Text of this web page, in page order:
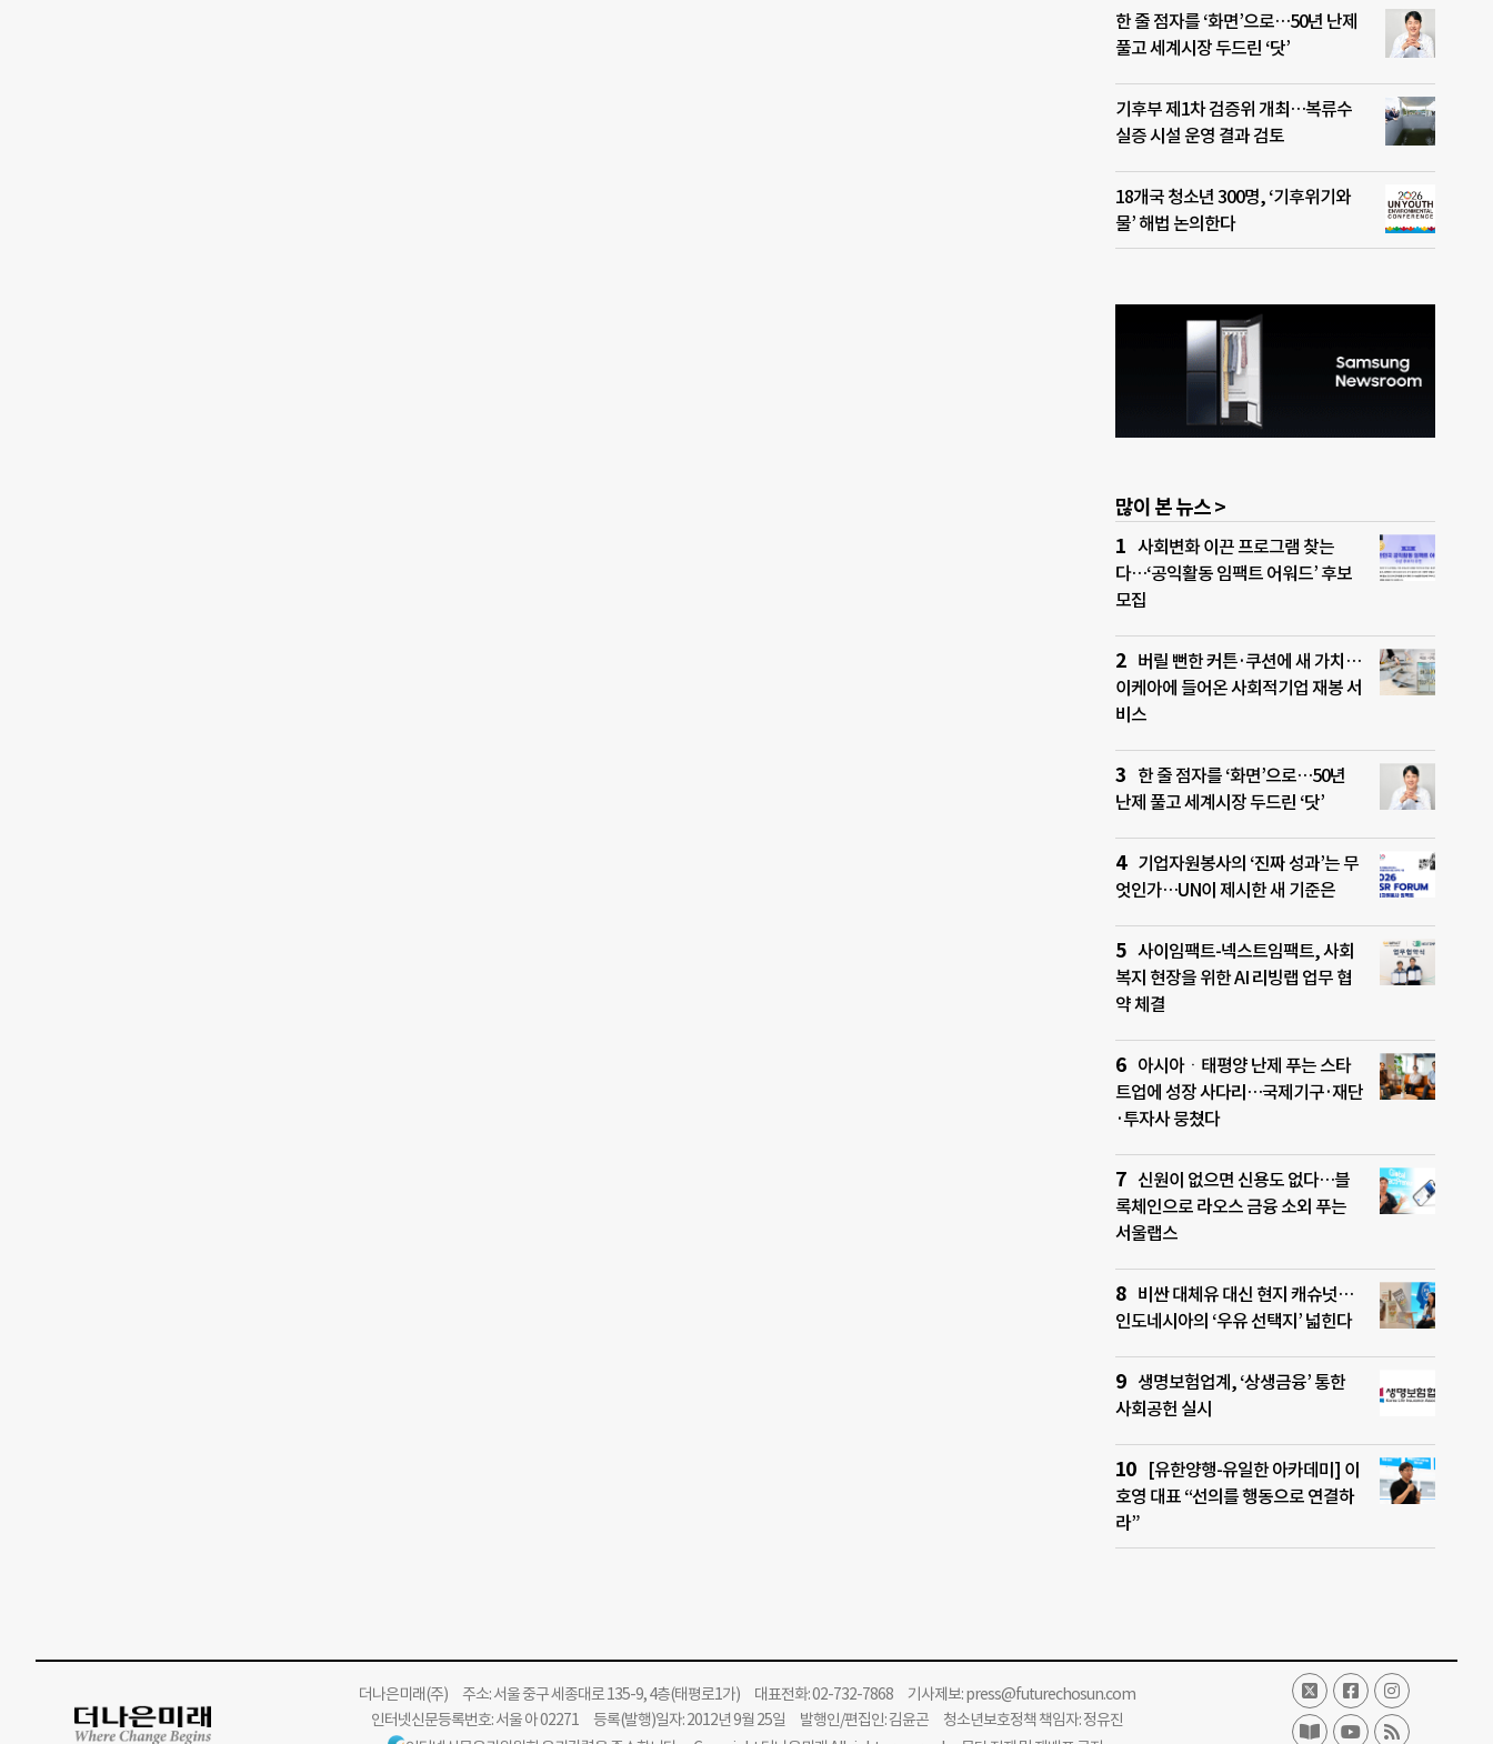
한 줄 점자를 ‘화면’으로…50년 난제
풀고 세계시장 두드린 ‘닷’
기후부 제1차 검증위 개최…복류수
실증 시설 운영 결과 검토
18개국 청소년 300명, ‘기후위기와
물’ 해법 논의한다
많이 본 뉴스 >
사회변화 이끈 프로그램 찾는
다…‘공익활동 임팩트 어워드’ 후보
모집
버릴 뻔한 커튼·쿠션에 새 가치…
이케아에 들어온 사회적기업 재봉 서
비스
한 줄 점자를 ‘화면’으로…50년
난제 풀고 세계시장 두드린 ‘닷’
기업자원봉사의 ‘진짜 성과’는 무
엇인가…UN이 제시한 새 기준은
사이임팩트-넥스트임팩트, 사회
복지 현장을 위한 AI 리빙랩 업무 협
약 체결
아시아ㆍ태평양 난제 푸는 스타
트업에 성장 사다리…국제기구·재단
·투자사 뭉쳤다
신원이 없으면 신용도 없다…블
록체인으로 라오스 금융 소외 푸는
서울랩스
비싼 대체유 대신 현지 캐슈넛…
인도네시아의 ‘우유 선택지’ 넓힌다
생명보험업계, ‘상생금융’ 통한
사회공헌 실시
[유한양행-유일한 아카데미] 이
호영 대표 “선의를 행동으로 연결하
라”
더나은미래(주)주소: 서울 중구 세종대로 135-9, 4층(태평로1가) 대표전화: 02-732-7868 기사제보:press@futurechosun.com
인터넷신문등록번호: 서울 아 02271 등록(발행)일자: 2012년 9월 25일 발행인/편집인: 김윤곤 청소년보호정책 책임자: 정유진